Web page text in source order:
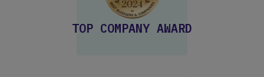
TOP COMPANY AWARD